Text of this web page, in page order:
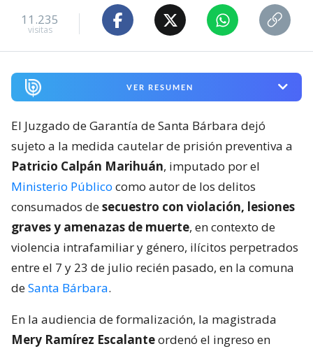
11.235
visitas
VER RESUMEN
El Juzgado de Garantía de Santa Bárbara dejó
sujeto a la medida cautelar de prisión preventiva a
Patricio Calpán Marihuán, imputado por el
Ministerio Público como autor de los delitos
consumados desecuestro con violación, lesiones
graves y amenazas de muerte, en contexto de
violencia intrafamiliar y género, ilícitos perpetrados
entre el 7 y 23 de julio recién pasado, en la comuna
deSanta Bárbara.
En la audiencia de formalización, la magistrada
Mery Ramírez Escalanteordenó el ingreso en